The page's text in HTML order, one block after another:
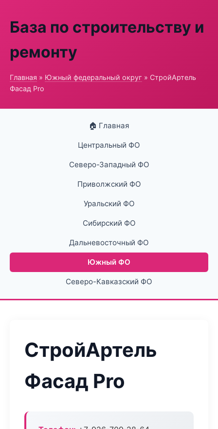
База по строительству и
ремонту
Главная » Южный федеральный округ » СтройАртель
Фасад Pro
🏠 Главная
Центральный ФО
Северо-Западный ФО
Приволжский ФО
Уральский ФО
Сибирский ФО
Дальневосточный ФО
Южный ФО
Северо-Кавказский ФО
СтройАртель
Фасад Pro